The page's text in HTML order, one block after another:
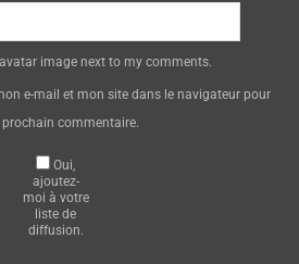
image next to my comments.
e-mail et mon site dans le navigateur pour
commentaire.
Oui,
ajoutez-
moi à votre
liste de
diffusion.